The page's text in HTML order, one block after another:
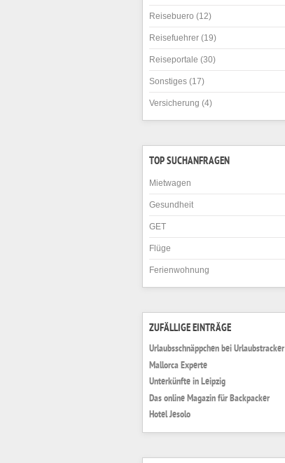
Reisebuero (12)
Reisefuehrer (19)
Reiseportale (30)
Sonstiges (17)
Versicherung (4)
TOP SUCHANFRAGEN
Mietwagen
Gesundheit
GET
Flüge
Ferienwohnung
ZUFÄLLIGE EINTRÄGE
Urlaubsschnäppchen bei Urlaubstracker
Mallorca Experte
Unterkünfte in Leipzig
Das online Magazin für Backpacker
Hotel Jesolo